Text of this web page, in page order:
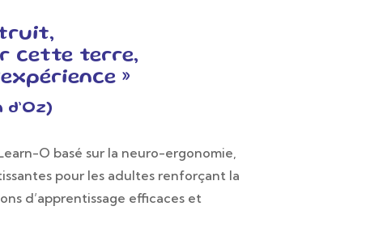
cette terre,
»
O basé sur la neuro-ergonomie,
pour les adultes renforçant la
d’apprentissage efficaces et